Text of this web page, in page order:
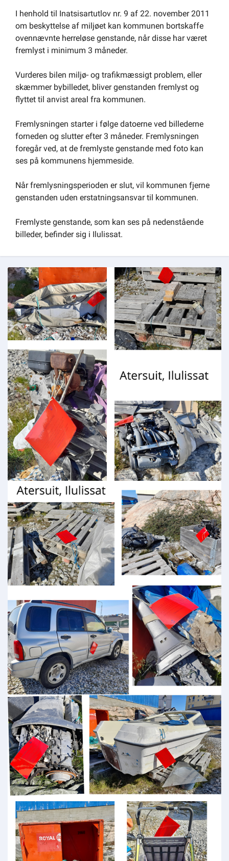
I henhold til Inatsisartutlov nr. 9 af 22. november 2011
om beskyttelse af miljøet kan kommunen bortskaffe
ovennævnte herreløse genstande, når disse har været
fremlyst i minimum 3 måneder.
Vurderes bilen miljø- og trafikmæssigt problem, eller
skæmmer bybilledet, bliver genstanden fremlyst og
flyttet til anvist areal fra kommunen.
Fremlysningen starter i følge datoerne ved billederne
forneden og slutter efter 3 måneder. Fremlysningen
foregår ved, at de fremlyste genstande med foto kan
ses på kommunens hjemmeside.
Når fremlysningsperioden er slut, vil kommunen fjerne
genstanden uden erstatningsansvar til kommunen.
Fremlyste genstande, som kan ses på nedenstående
billeder, befinder sig i Ilulissat.